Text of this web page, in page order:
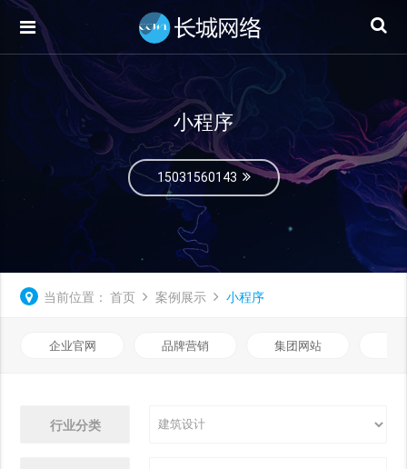
小程序
15031560143
当前位置： 首页 案例展示 小程序
企业官网 品牌营销 集团网站
行业分类